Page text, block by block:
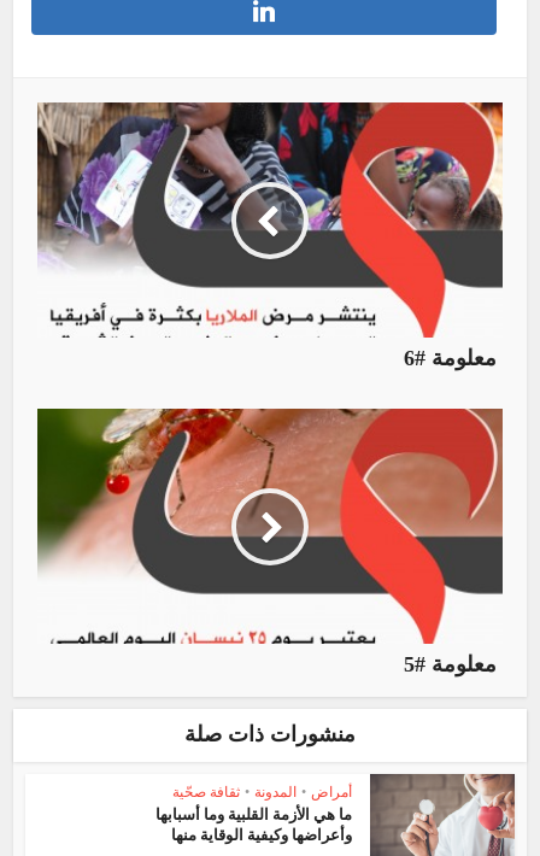
معلومة #6
معلومة #5
منشورات ذات صلة
أمراض • المدونة • ثقافة صحّية
ما هي الأزمة القلبية وما أسبابها
وأعراضها وكيفية الوقاية منها